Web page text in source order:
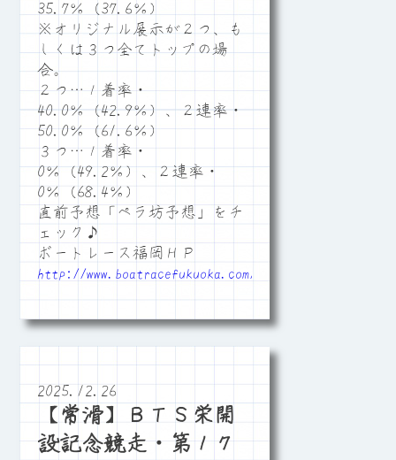
35.7％（37.6％）
※オリジナル展示が２つ、も
しくは３つ全てトップの場
合。
２つ…１着率・
40.0％（42.9％）、２連率・
50.0％（61.6％）
３つ…１着率・
0％（49.2％）、２連率・
0％（68.4％）
直前予想「ペラ坊予想」をチ
ェック♪
ボートレース福岡ＨＰ
http://www.boatracefukuoka.com/
2025.12.26
【常滑】ＢＴＳ栄開
設記念競走・第１７